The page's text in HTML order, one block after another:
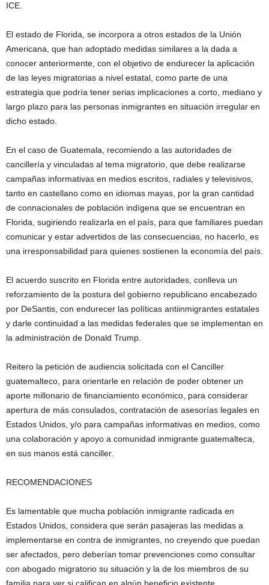
ICE.
El estado de Florida, se incorpora a otros estados de la Unión
Americana, que han adoptado medidas similares a la dada a
conocer anteriormente, con el objetivo de endurecer la aplicación
de las leyes migratorias a nivel estatal, como parte de una
estrategia que podría tener serias implicaciones a corto, mediano y
largo plazo para las personas inmigrantes en situación irregular en
dicho estado.
En el caso de Guatemala, recomiendo a las autoridades de
cancillería y vinculadas al tema migratorio, que debe realizarse
campañas informativas en medios escritos, radiales y televisivos,
tanto en castellano como en idiomas mayas, por la gran cantidad
de connacionales de población indígena que se encuentran en
Florida, sugiriendo realizarla en el país, para que familiares puedan
comunicar y estar advertidos de las consecuencias, no hacerlo, es
una irresponsabilidad para quienes sostienen la economía del país.
El acuerdo suscrito en Florida entre autoridades, conlleva un
reforzamiento de la postura del gobierno republicano encabezado
por DeSantis, con endurecer las políticas antiinmigrantes estatales
y darle continuidad a las medidas federales que se implementan en
la administración de Donald Trump.
Reitero la petición de audiencia solicitada con el Canciller
guatemalteco, para orientarle en relación de poder obtener un
aporte millonario de financiamiento económico, para considerar
apertura de más consulados, contratación de asesorías legales en
Estados Unidos, y/o para campañas informativas en medios, como
una colaboración y apoyo a comunidad inmigrante guatemalteca,
en sus manos está canciller.
RECOMENDACIONES
Es lamentable que mucha población inmigrante radicada en
Estados Unidos, considera que serán pasajeras las medidas a
implementarse en contra de inmigrantes, no creyendo que puedan
ser afectados, pero deberían tomar prevenciones como consultar
con abogado migratorio su situación y la de los miembros de su